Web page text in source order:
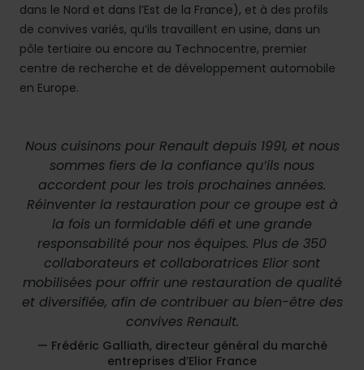
dans le Nord et dans l’Est de la France), et à des profils
de convives variés, qu’ils travaillent en usine, dans un
pôle tertiaire ou encore au Technocentre, premier
centre de recherche et de développement automobile
en Europe.
Nous cuisinons pour Renault depuis 1991, et nous
sommes fiers de la confiance qu’ils nous
accordent pour les trois prochaines années.
Réinventer la restauration pour ce groupe est à
la fois un formidable défi et une grande
responsabilité pour nos équipes. Plus de 350
collaborateurs et collaboratrices Elior sont
mobilisées pour offrir une restauration de qualité
et diversifiée, afin de contribuer au bien-être des
convives Renault.
— Frédéric Galliath, directeur général du marché
entreprises d’Elior France